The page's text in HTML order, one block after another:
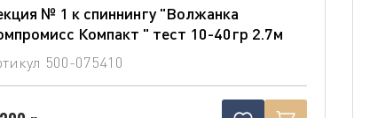
№ 1 к спиннингу "Волжанка
Компакт " тест 10-40гр 2.7м
500-075410